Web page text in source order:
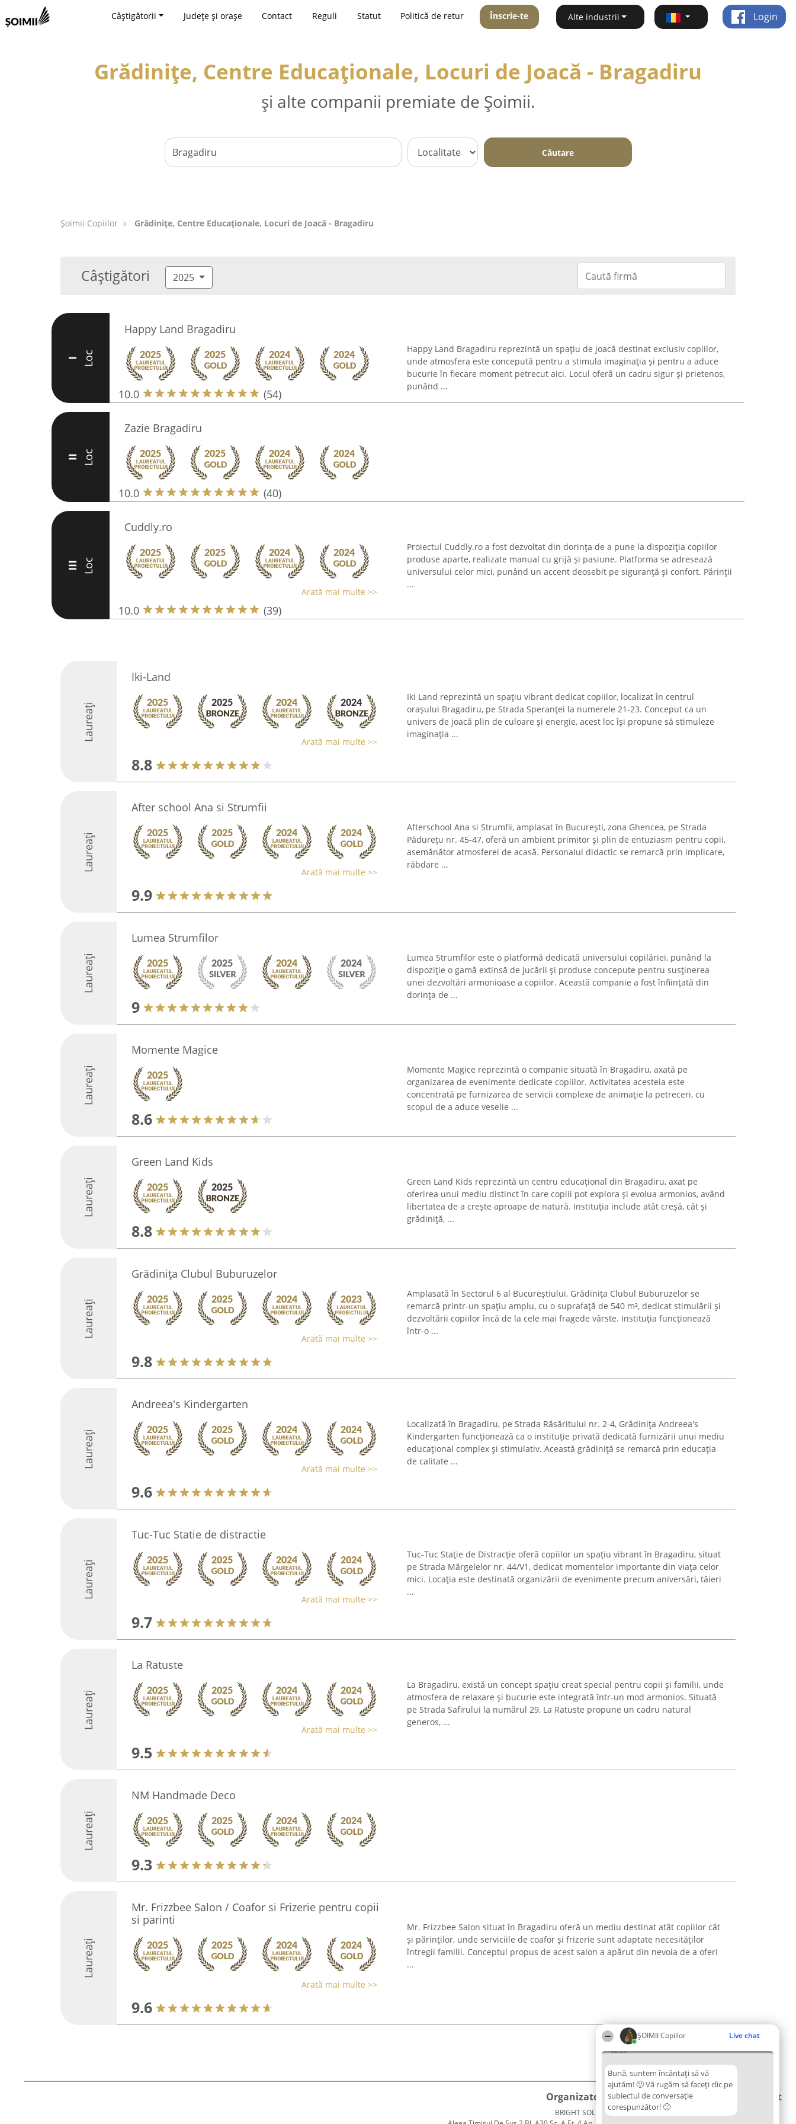
ȘOIMII Copiilor Live chat
02:03
Bună, suntem încântați să vă
ajutăm! 🙂 Vă rugăm să faceți clic pe
subiectul de conversație
corespunzător! 🙂
Câștigătorii Județe și orașe Contact Reguli Statut Politică de retur Înscrie-te Alte industrii Login
Grădinițe, Centre Educaționale, Locuri de Joacă - Bragadiru
și alte companii premiate de Șoimii.
Căutare
Șoimii Copiilor Grădinițe, Centre Educaționale, Locuri de Joacă - Bragadiru
Câștigători 2025
I Loc
Happy Land Bragadiru
10.0 (54)
Happy Land Bragadiru reprezintă un spațiu de joacă destinat exclusiv copiilor,
unde atmosfera este concepută pentru a stimula imaginația și pentru a aduce
bucurie în fiecare moment petrecut aici. Locul oferă un cadru sigur și prietenos,
punând ...
II Loc
Zazie Bragadiru
10.0 (40)
III Loc
Cuddly.ro
Arată mai multe >>
10.0 (39)
Proiectul Cuddly.ro a fost dezvoltat din dorința de a pune la dispoziția copiilor
produse aparte, realizate manual cu grijă și pasiune. Platforma se adresează
universului celor mici, punând un accent deosebit pe siguranță și confort. Părinții
...
Laureați
Iki-Land
Arată mai multe >>
8.8
Iki Land reprezintă un spațiu vibrant dedicat copiilor, localizat în centrul
orașului Bragadiru, pe Strada Speranței la numerele 21-23. Conceput ca un
univers de joacă plin de culoare și energie, acest loc își propune să stimuleze
imaginația ...
Laureați
After school Ana si Strumfii
Arată mai multe >>
9.9
Afterschool Ana si Strumfii, amplasat în București, zona Ghencea, pe Strada
Pădurețu nr. 45-47, oferă un ambient primitor și plin de entuziasm pentru copii,
asemănător atmosferei de acasă. Personalul didactic se remarcă prin implicare,
răbdare ...
Laureați
Lumea Strumfilor
9
Lumea Strumfilor este o platformă dedicată universului copilăriei, punând la
dispoziție o gamă extinsă de jucării și produse concepute pentru susținerea
unei dezvoltări armonioase a copiilor. Această companie a fost înființată din
dorința de ...
Laureați
Momente Magice
8.6
Momente Magice reprezintă o companie situată în Bragadiru, axată pe
organizarea de evenimente dedicate copiilor. Activitatea acesteia este
concentrată pe furnizarea de servicii complexe de animație la petreceri, cu
scopul de a aduce veselie ...
Laureați
Green Land Kids
8.8
Green Land Kids reprezintă un centru educațional din Bragadiru, axat pe
oferirea unui mediu distinct în care copiii pot explora și evolua armonios, având
libertatea de a crește aproape de natură. Instituția include atât creșă, cât și
grădiniță, ...
Laureați
Grădinița Clubul Buburuzelor
Arată mai multe >>
9.8
Amplasată în Sectorul 6 al Bucureștiului, Grădinița Clubul Buburuzelor se
remarcă printr-un spațiu amplu, cu o suprafață de 540 m², dedicat stimulării și
dezvoltării copiilor încă de la cele mai fragede vârste. Instituția funcționează
într-o ...
Laureați
Andreea's Kindergarten
Arată mai multe >>
9.6
Localizată în Bragadiru, pe Strada Răsăritului nr. 2-4, Grădinița Andreea's
Kindergarten funcționează ca o instituție privată dedicată furnizării unui mediu
educațional complex și stimulativ. Această grădiniță se remarcă prin educația
de calitate ...
Laureați
Tuc-Tuc Statie de distractie
Arată mai multe >>
9.7
Tuc-Tuc Stație de Distracție oferă copiilor un spațiu vibrant în Bragadiru, situat
pe Strada Mărgelelor nr. 44/V1, dedicat momentelor importante din viața celor
mici. Locația este destinată organizării de evenimente precum aniversări, tăieri
...
Laureați
La Ratuste
Arată mai multe >>
9.5
La Bragadiru, există un concept spațiu creat special pentru copii și familii, unde
atmosfera de relaxare și bucurie este integrată într-un mod armonios. Situată
pe Strada Safirului la numărul 29, La Ratuste propune un cadru natural
generos, ...
Laureați
NM Handmade Deco
9.3
Laureați
Mr. Frizzbee Salon / Coafor si Frizerie pentru copii
si parinti
Arată mai multe >>
9.6
Mr. Frizzbee Salon situat în Bragadiru oferă un mediu destinat atât copiilor cât
și părinților, unde serviciile de coafor și frizerie sunt adaptate necesităților
întregii familii. Conceptul propus de acest salon a apărut din nevoia de a oferi
...
Organizator Ranking
BRIGHT SOLUTIONS BR SRL
Plebiscyt Contact